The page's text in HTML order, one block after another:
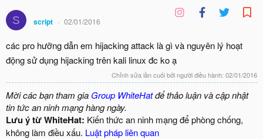
S script 02/01/2016
các pro hưỡng dẫn em hijacking attack là gì và nguyên lý hoạt
động sử dụng hijacking trên kali linux đc ko ạ
Chỉnh sửa lần cuối bởi người điều hành: 02/01/2016
Mời các bạn tham gia Group WhiteHatđể thảo luận và cập nhật
tin tức an ninh mạng hàng ngày.
Lưu ý từ WhiteHat: Kiến thức an ninh mạng để phòng chống,
không làm điều xấu. Luật pháp liên quan